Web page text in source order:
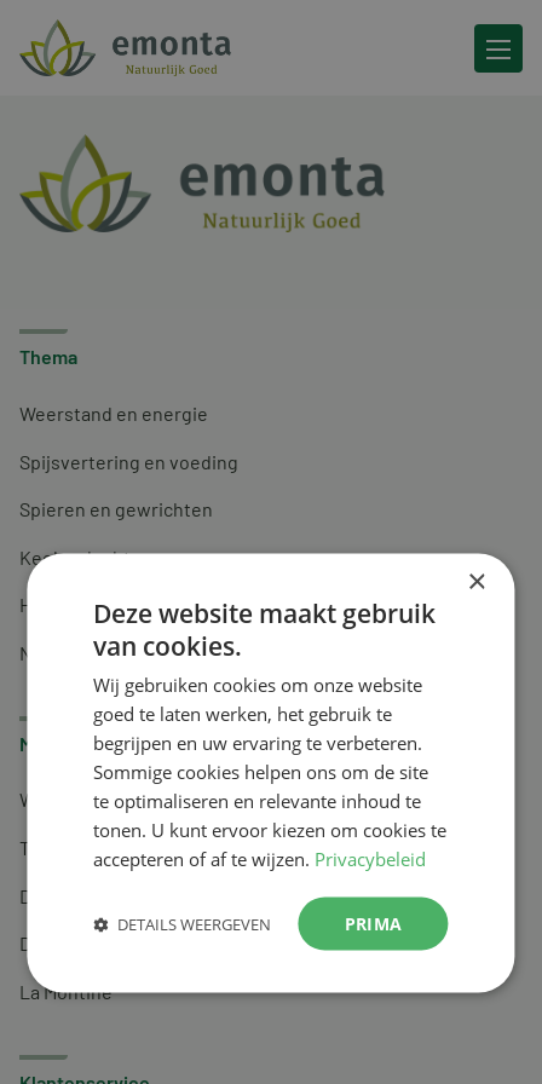
Ga naar de inhoud
Thema
Weerstand en energie
Spijsvertering en voeding
Spieren en gewrichten
Keel en luchtwegen
Huidverzorging
Nachtrust
Merken
Wapiti
Tai-Ginseng
Dermagíq
Draisma
La Montine
×
Deze website maakt gebruik
van cookies.
Wij gebruiken cookies om onze website
goed te laten werken, het gebruik te
begrijpen en uw ervaring te verbeteren.
Sommige cookies helpen ons om de site
te optimaliseren en relevante inhoud te
tonen. U kunt ervoor kiezen om cookies te
accepteren of af te wijzen. Privacybeleid
PRIMA
DETAILS WEERGEVEN